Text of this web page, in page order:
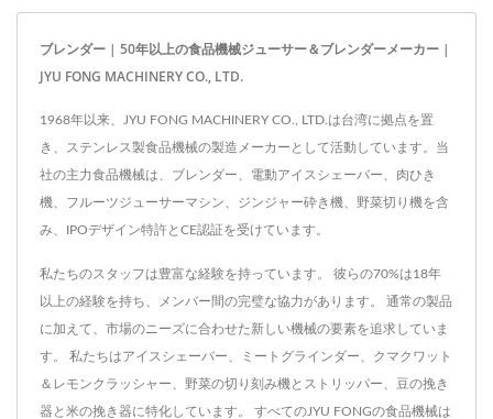
ブレンダー | 50年以上の食品機械ジューサー＆ブレンダーメーカー |
JYU FONG MACHINERY CO., LTD.
1968年以来、JYU FONG MACHINERY CO., LTD.は台湾に拠点を置
き、ステンレス製食品機械の製造メーカーとして活動しています。当
社の主力食品機械は、ブレンダー、電動アイスシェーバー、肉ひき
機、フルーツジューサーマシン、ジンジャー砕き機、野菜切り機を含
み、IPOデザイン特許とCE認証を受けています。
私たちのスタッフは豊富な経験を持っています。 彼らの70%は18年
以上の経験を持ち、メンバー間の完璧な協力があります。 通常の製品
に加えて、市場のニーズに合わせた新しい機械の要素を追求していま
す。 私たちはアイスシェーバー、ミートグラインダー、クマクワット
＆レモンクラッシャー、野菜の切り刻み機とストリッパー、豆の挽き
器と米の挽き器に特化しています。 すべてのJYU FONGの食品機械は